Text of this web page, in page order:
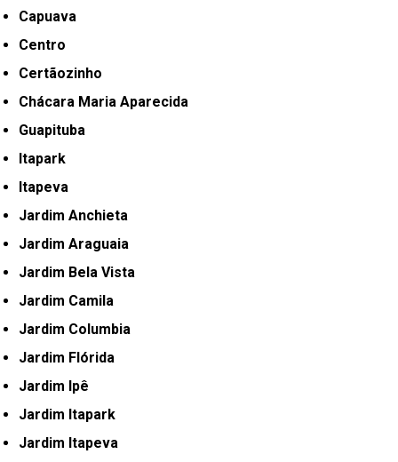
Capuava
Centro
Certãozinho
Chácara Maria Aparecida
Guapituba
Itapark
Itapeva
Jardim Anchieta
Jardim Araguaia
Jardim Bela Vista
Jardim Camila
Jardim Columbia
Jardim Flórida
Jardim Ipê
Jardim Itapark
Jardim Itapeva